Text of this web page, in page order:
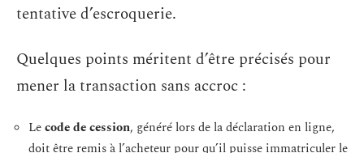
tentative d’escroquerie.
Quelques points méritent d’être précisés pour
mener la transaction sans accroc :
Lecode de cession, généré lors de la déclaration en ligne,
doit être remis à l’acheteur pour qu’il puisse immatriculer le